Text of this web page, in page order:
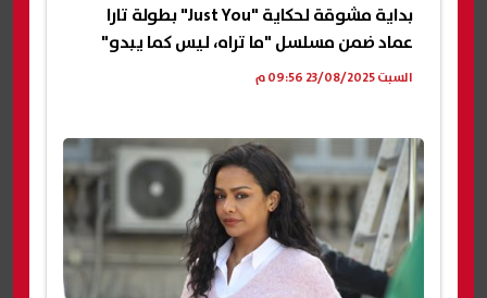
بداية مشوقة لحكاية "Just You" بطولة تارا
عماد ضمن مسلسل "ما تراه، ليس كما يبدو"
السبت 23/08/2025 09:56 م